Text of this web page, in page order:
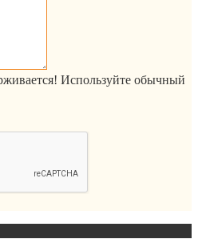
Используйте обычный